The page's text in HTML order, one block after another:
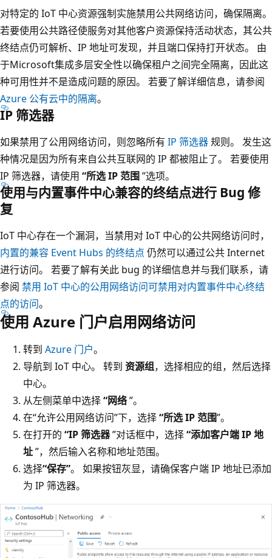
对特定的 IoT 中心资源强制实施禁用公共网络访问，确保隔离。
若要使用公共路径使服务对其他客户资源保持活动状态，其公共
终结点仍可解析、IP 地址可发现，并且端口保持打开状态。 由
于Microsoft集成多层安全性以确保租户之间完全隔离，因此这
种可用性并不是造成问题的原因。 若要了解详细信息，请参阅
Azure 公有云中的隔离。
IP 筛选器
如果禁用了公用网络访问，则忽略所有 IP 筛选器规则。 发生这
种情况是因为所有来自公共互联网的 IP 都被阻止了。 若要使用
IP 筛选器，请使用 “所选 IP 范围”选项。
使用与内置事件中心兼容的终结点进行 Bug 修
复
IoT 中心存在一个漏洞，当禁用对 IoT 中心的公共网络访问时，
内置的兼容 Event Hubs 的终结点 仍然可以通过公共 Internet
进行访问。 若要了解有关此 bug 的详细信息并与我们联系，请
参阅 禁用 IoT 中心的公用网络访问可禁用对内置事件中心终结
点的访问。
使用 Azure 门户启用网络访问
转到 Azure 门户。
导航到 IoT 中心。 转到 资源组，选择相应的组，然后选择
中心。
从左侧菜单中选择“网络”。
在“允许公用网络访问”下，选择“所选 IP 范围”。
在打开的 “IP 筛选器”对话框中，选择“添加客户端 IP 地
址”，然后输入名称和地址范围。
选择“保存”。 如果按钮灰显，请确保客户端 IP 地址已添加
为 IP 筛选器。